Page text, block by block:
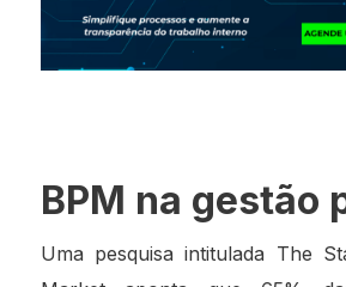
BPM na gestão
Uma pesquisa intitulada The